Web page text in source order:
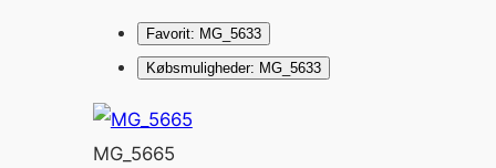
Favorit: MG_5633
Købsmuligheder: MG_5633
MG_5665